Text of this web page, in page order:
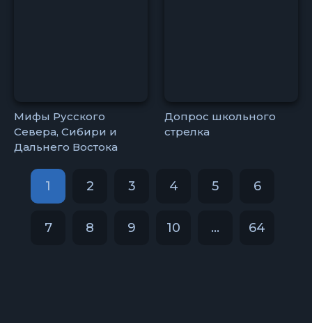
Мифы Русского
Севера, Сибири и
Дальнего Востока
Допрос школьного
стрелка
1 2 3 4 5 6
7 8 9 10 ... 64